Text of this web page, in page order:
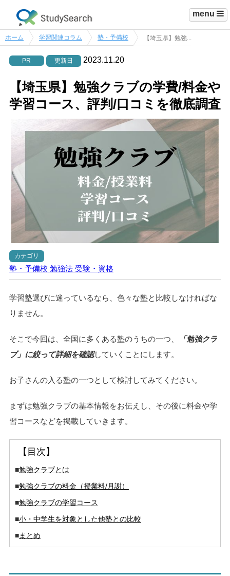
menu
ホーム 学習関連コラム 塾・予備校 【埼玉県】勉強...
PR 更新日 2023.11.20
【埼玉県】勉強クラブの学費/料金や
学習コース、評判/口コミを徹底調査
カテゴリ
塾・予備校 勉強法 受験・資格
学習塾選びに迷っているなら、色々な塾と比較しなければな
りません。
そこで今回は、全国に多くある塾のうちの一つ、
「勉強クラ
ブ」に絞って詳細を確認していくことにします。
お子さんの入る塾の一つとして検討してみてください。
まずは勉強クラブの基本情報をお伝えし、その後に料金や学
習コースなどを掲載していきます。
【目次】
■勉強クラブとは
■勉強クラブの料金（授業料/月謝）
■勉強クラブの学習コース
■小・中学生を対象とした他塾との比較
■まとめ